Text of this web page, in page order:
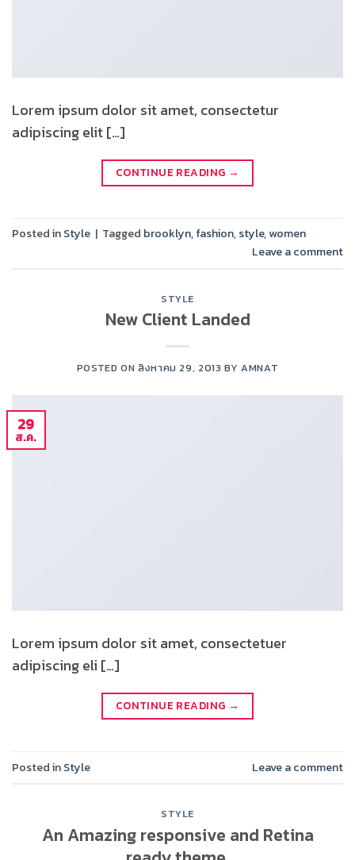
Lorem ipsum dolor sit amet, consectetur
adipiscing elit […]
CONTINUE READING →
Posted inStyle | Tagged brooklyn,fashion,style,women
Leave a comment
STYLE
New Client Landed
POSTED ONสิงหาคม 29, 2013 BYAMNAT
29
ส.ค.
Lorem ipsum dolor sit amet, consectetuer
adipiscing eli […]
CONTINUE READING →
Posted inStyle Leave a comment
STYLE
An Amazing responsive and Retina